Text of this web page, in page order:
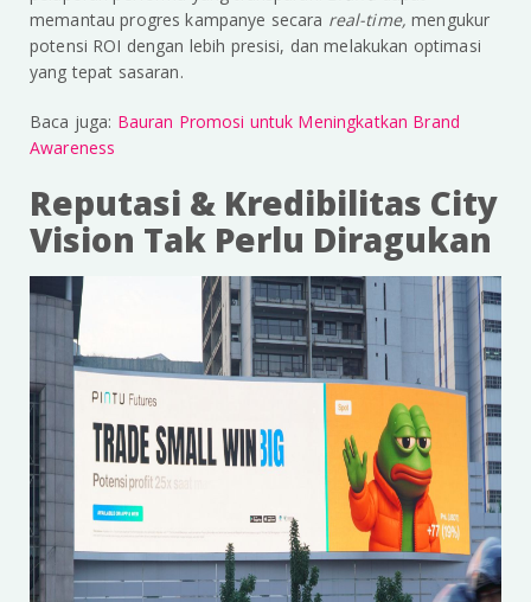
memantau progres kampanye secara real-time, mengukur
potensi ROI dengan lebih presisi, dan melakukan optimasi
yang tepat sasaran.
Baca juga: Bauran Promosi untuk Meningkatkan Brand
Awareness
Reputasi & Kredibilitas City
Vision Tak Perlu Diragukan